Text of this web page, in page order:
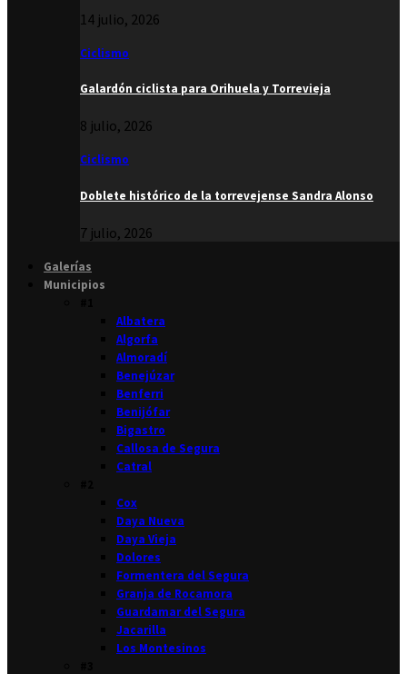
14 julio, 2026
Ciclismo
Galardón ciclista para Orihuela y Torrevieja
8 julio, 2026
Ciclismo
Doblete histórico de la torrevejense Sandra Alonso
7 julio, 2026
Galerías
Municipios
Albatera
Algorfa
Almoradí
Benejúzar
Benferri
Benijófar
Bigastro
Callosa de Segura
Catral
Cox
Daya Nueva
Daya Vieja
Dolores
Formentera del Segura
Granja de Rocamora
Guardamar del Segura
Jacarilla
Los Montesinos